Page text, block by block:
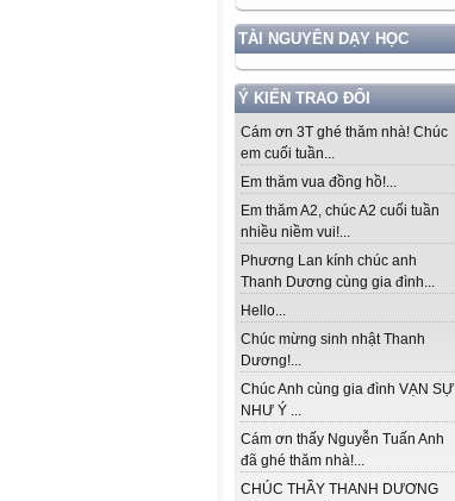
TÀI NGUYÊN DẠY HỌC
Ý KIẾN TRAO ĐỔI
Cám ơn 3T ghé thăm nhà! Chúc
em cuối tuần...
Em thăm vua đồng hồ!...
Em thăm A2, chúc A2 cuối tuần
nhiều niềm vui!...
Phương Lan kính chúc anh
Thanh Dương cùng gia đình...
Hello...
Chúc mừng sinh nhật Thanh
Dương!...
Chúc Anh cùng gia đình VẠN SỰ
NHƯ Ý ...
Cám ơn thấy Nguyễn Tuấn Anh
đã ghé thăm nhà!...
CHÚC THẦY THANH DƯƠNG